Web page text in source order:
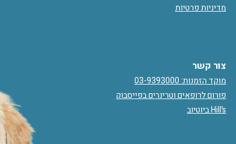
מדיניות פרטיות
צור קשר
מוקד הזמנות: 03-9393000
פורום לרופאים וטרינרים בפייסבוק
Hill’s ביוטיוב